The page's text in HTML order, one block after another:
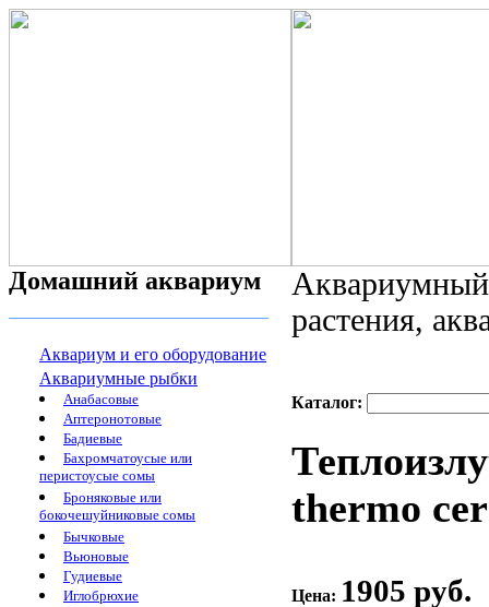
Домашний аквариум
Аквариум и его оборудование
Аквариумные рыбки
Анабасовые
Аптеронотовые
Бадиевые
Бахромчатоусые или
перистоусые сомы
Броняковые или
бокочешуйниковые сомы
Бычковые
Вьюновые
Гудиевые
Иглобрюхие
растения,
Каталог:
thermo
Цена: 1905 руб.